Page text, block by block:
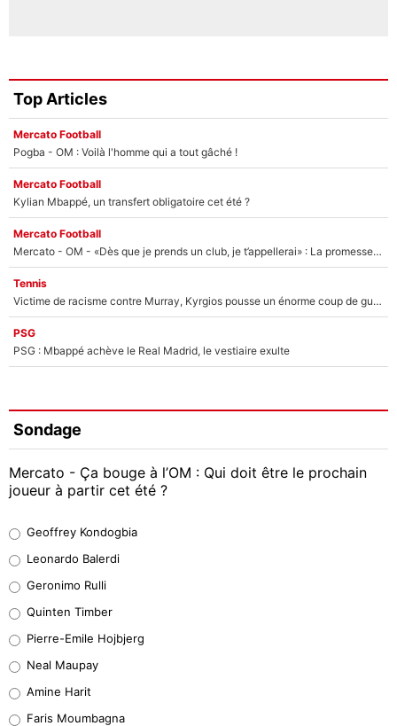
Top Articles
Mercato Football
Pogba - OM : Voilà l'homme qui a tout gâché !
Mercato Football
Kylian Mbappé, un transfert obligatoire cet été ?
Mercato Football
Mercato - OM - «Dès que je prends un club, je t’appellerai» : La promesse de Marcelino au moment de claquer la porte
Tennis
Victime de racisme contre Murray, Kyrgios pousse un énorme coup de gueule !
PSG
PSG : Mbappé achève le Real Madrid, le vestiaire exulte
Sondage
Mercato - Ça bouge à l’OM : Qui doit être le prochain
joueur à partir cet été ?
38%
32%
4%
1%
Geoffrey Kondogbia
Leonardo Balerdi
Geronimo Rulli
Quinten Timber
Pierre-Emile Hojbjerg
Neal Maupay
Amine Harit
Faris Moumbagna